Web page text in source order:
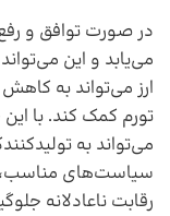
در صورت توافق و
می‌یابد و این
ارز می‌تواند به
تورم کمک کند. با
می‌تواند به
سیاست‌های مناسب،
رقابت ناعادلانه